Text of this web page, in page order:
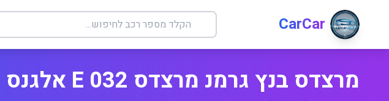
CarCar
מרצדס בנץ גרמנ מרצדס 032 E אלגנס